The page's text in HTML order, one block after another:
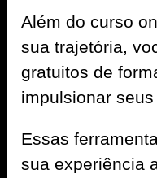
Além do curso
sua trajetória,
gratuitos de
impulsionar
Essas
sua experiência